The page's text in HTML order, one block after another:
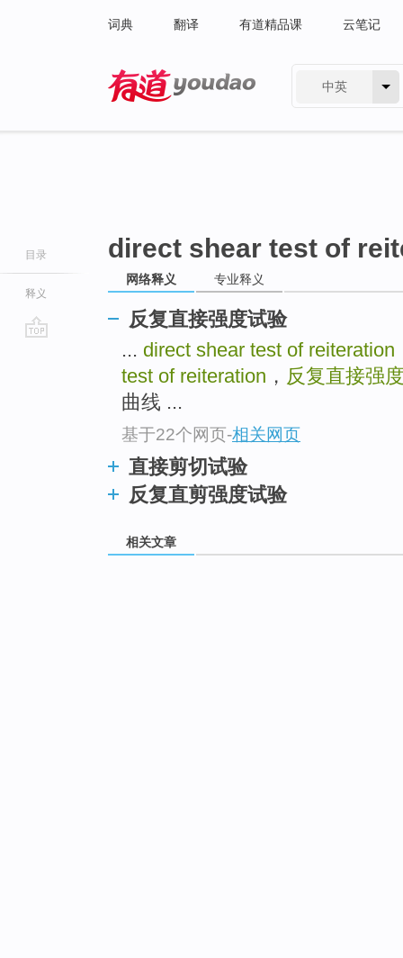
词典 翻译 有道精品课 云笔记
中英
目录
释义
direct shear test of
网络释义 专业释义
反复直接强度试验
... direct shear test of reiteration
test of reiteration ， 反复直接强
曲线 ...
基于22个网页-相关网页
直接剪切试验
反复直剪强度试验
相关文章